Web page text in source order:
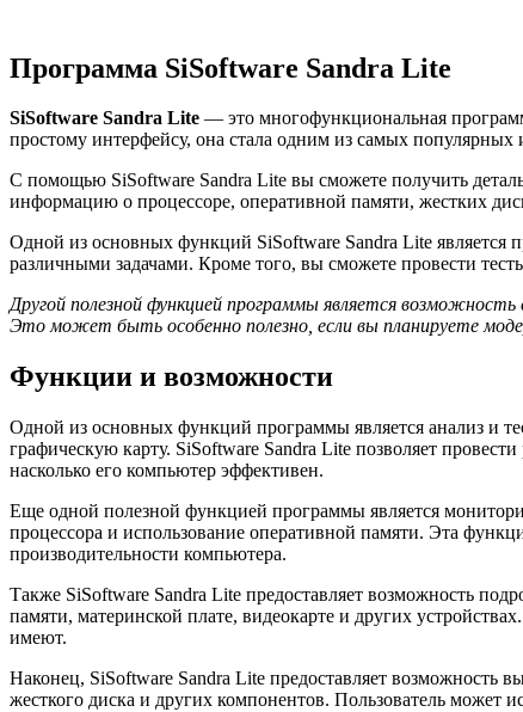
Программа SiSoftware Sandra Lite
SiSoftware Sandra Lite — это многофункциональная
простому интерфейсу, она стала одним из самых
С помощью SiSoftware Sandra Lite вы сможете получить
информацию о процессоре, оперативной памяти, жестких
Одной из основных функций SiSoftware Sandra Lite является
различными задачами. Кроме того, вы сможете провести
Другой полезной функцией программы является
Это может быть особенно полезно, если вы планируете
Функции и возможности
Одной из основных функций программы является анализ и
графическую карту. SiSoftware Sandra Lite позволяет
насколько его компьютер эффективен.
Еще одной полезной функцией программы является
процессора и использование оперативной памяти. Эта
производительности компьютера.
Также SiSoftware Sandra Lite предоставляет возможность
памяти, материнской плате, видеокарте и других
имеют.
Наконец, SiSoftware Sandra Lite предоставляет возможность
жесткого диска и других компонентов. Пользователь может